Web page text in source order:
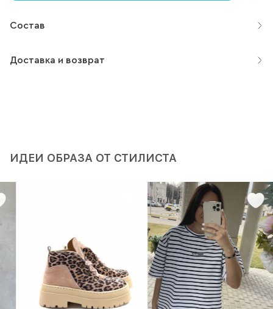
Состав
Доставка и возврат
ИДЕИ ОБРАЗА ОТ СТИЛИСТА